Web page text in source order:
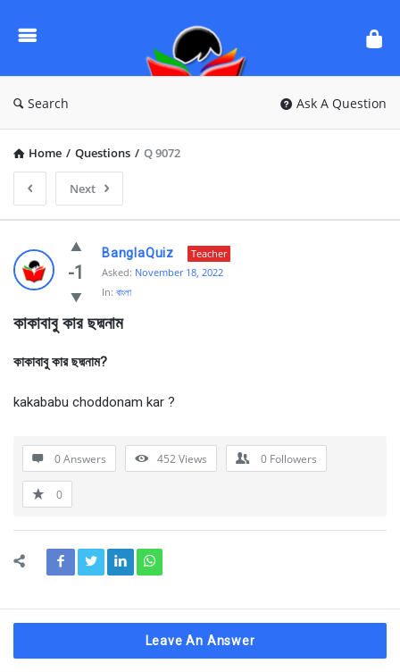
Questions
Search Ask A Question
Home / Questions / Q 9072
Next
Ask
Questions
BanglaQuiz
Latest
-1
BanglaQuiz
Teacher
Asked: November 18, 2022
In: বাংলা
কাকাবাবু কার ছদ্মনাম
কাকাবাবু কার ছদ্মনাম?
kakababu choddonam kar ?
0 Answers 452Views 0 Followers
0
Leave An Answer